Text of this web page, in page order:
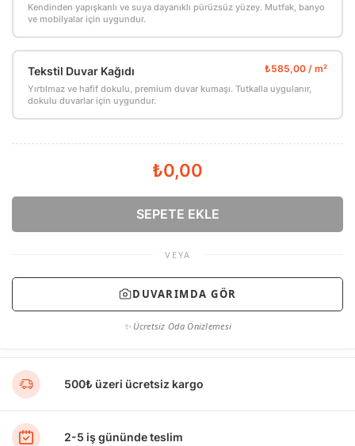
Kendinden yapışkanlı ve suya dayanıklı pürüzsüz yüzey. Mutfak, banyo
ve mobilyalar için uygundur.
Tekstil Duvar Kağıdı
Yırtılmaz ve hafif dokulu, premium duvar kumaşı. Tutkalla uygulanır,
dokulu duvarlar için uygundur.
₺0,00
SEPETE EKLE
VEYA
DUVARIMDA GÖR
✨ Ücretsiz Oda Önizlemesi
500₺ üzeri ücretsiz kargo
2-5 iş gününde teslim